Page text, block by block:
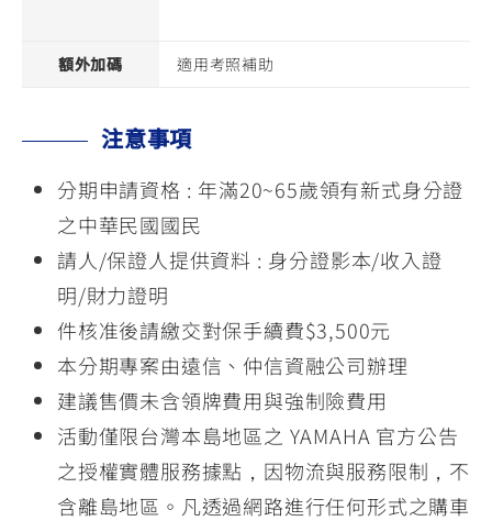
額外加碼 適用考照補助
注意事項
分期申請資格 : 年滿20~65歲領有新式身分證
之中華民國國民
請人/保證人提供資料 : 身分證影本/收入證
明/財力證明
件核准後請繳交對保手續費$3,500元
本分期專案由遠信、仲信資融公司辦理
建議售價未含領牌費用與強制險費用
活動僅限台灣本島地區之 YAMAHA 官方公告
之授權實體服務據點，因物流與服務限制，不
含離島地區。凡透過網路進行任何形式之購車